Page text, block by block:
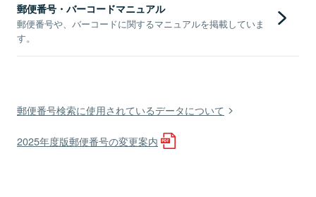
郵便番号・バーコードマニュアル
郵便番号や、バーコードに関するマニュアルを掲載していま
す。
郵便番号検索に使用されているデータについて
2025年度版郵便番号の変更案内